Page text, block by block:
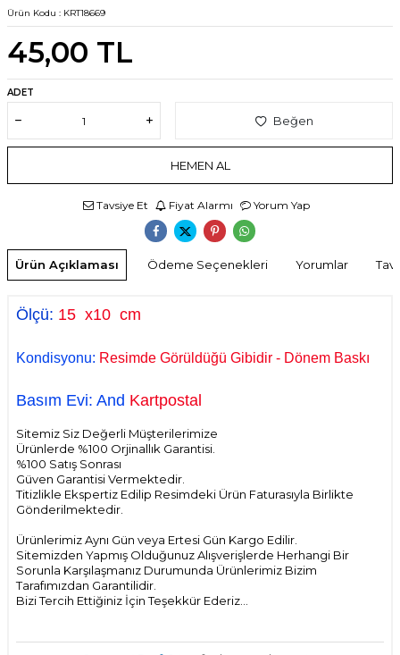
Ürün Kodu : KRT18669
45,00 TL
ADET
Beğen
HEMEN AL
Tavsiye Et Fiyat Alarmı Yorum Yap
Ürün Açıklaması Ödeme Seçenekleri Yorumlar
Ölçü: 15 x10 cm
Kondisyonu: Resimde Görüldüğü Gibidir - Dönem Baskı
Basım Evi: And Kartpostal
Sitemiz Siz Değerli Müşterilerimize
Ürünlerde %100 Orjinallık Garantisi.
%100 Satış Sonrası
Güven Garantisi Vermektedir.
Titizlikle Ekspertiz Edilip Resimdeki Ürün Faturasıyla Birlikte
Gönderilmektedir.
Ürünlerimiz Aynı Gün veya Ertesi Gün Kargo Edilir.
Sitemizden Yapmış Olduğunuz Alışverişlerde Herhangi Bir
Sorunla Karşılaşmanız Durumunda Ürünlerimiz Bizim
Tarafımızdan Garantilidir.
Bizi Tercih Ettiğiniz İçin Teşekkür Ederiz...